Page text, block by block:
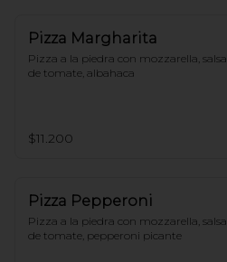
Pizza Margharita
Pizza a la piedra con mozzarella, salsa
de tomate, albahaca
$11.200
Pizza Pepperoni
Pizza a la piedra con mozzarella, salsa
de tomate, pepperoni picante